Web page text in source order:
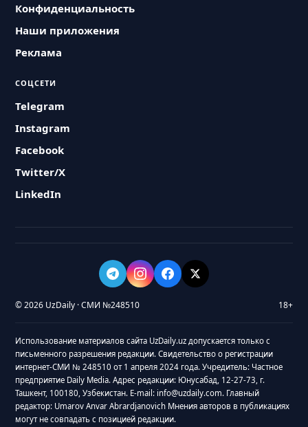
Конфиденциальность
Наши приложения
Реклама
СОЦСЕТИ
Telegram
Instagram
Facebook
Twitter/X
LinkedIn
© 2026 UzDaily · СМИ №248510 18+
Использование материалов сайта UzDaily.uz допускается только с
письменного разрешения редакции. Свидетельство о регистрации
интернет-СМИ № 248510 от 1 апреля 2024 года. Учредитель: Частное
предприятие Daily Media. Адрес редакции: Юнусабад, 12-27-73, г.
Ташкент, 100180, Узбекистан. E-mail: info@uzdaily.com. Главный
редактор: Umarov Anvar Abrardjanovich Мнения авторов в публикациях
могут не совпадать с позицией редакции.